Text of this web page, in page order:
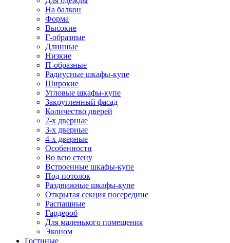
На балкон
Форма
Высокие
Г-образные
Длинные
Низкие
П-образные
Радиусные шкафы-купе
Широкие
Угловые шкафы-купе
Закругленный фасад
Количество дверей
2-х дверные
3-х дверные
4-х дверные
Особенности
Во всю стену
Встроенные шкафы-купе
Под потолок
Раздвижные шкафы-купе
Открытая секция посередине
Распашные
Гардероб
Для маленького помещения
Эконом
Гостиные